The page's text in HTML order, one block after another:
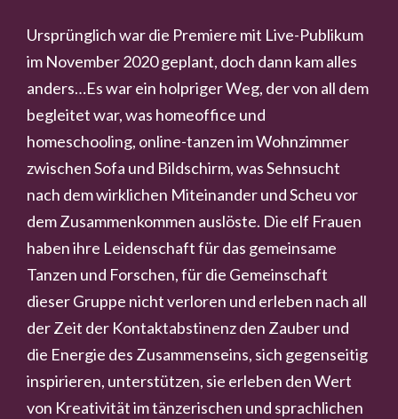
Ursprünglich war die Premiere mit Live-Publikum
im November 2020 geplant, doch dann kam alles
anders…Es war ein holpriger Weg, der von all dem
begleitet war, was homeoffice und
homeschooling, online-tanzen im Wohnzimmer
zwischen Sofa und Bildschirm, was Sehnsucht
nach dem wirklichen Miteinander und Scheu vor
dem Zusammenkommen auslöste. Die elf Frauen
haben ihre Leidenschaft für das gemeinsame
Tanzen und Forschen, für die Gemeinschaft
dieser Gruppe nicht verloren und erleben nach all
der Zeit der Kontaktabstinenz den Zauber und
die Energie des Zusammenseins, sich gegenseitig
inspirieren, unterstützen, sie erleben den Wert
von Kreativität im tänzerischen und sprachlichen